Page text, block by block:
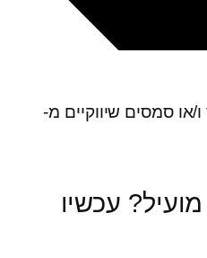
או סמסים שיווקיים מ-
עכשיו